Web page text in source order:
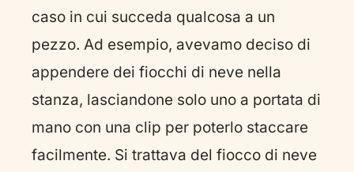
caso in cui succeda qualcosa a un
pezzo. Ad esempio, avevamo deciso di
appendere dei fiocchi di neve nella
stanza, lasciandone solo uno a portata di
mano con una clip per poterlo staccare
facilmente. Si trattava del fiocco di neve